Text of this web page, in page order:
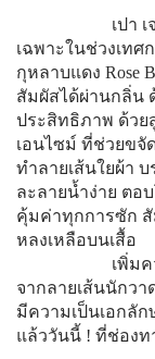
เปา เจลแคป
เฉพาะในช่วงเท
กุหลาบแดง Rose
สัมผัสได้ผ่านกลิ่น
ประสิทธิภาพ ด้วย
เอนไซม์ ที่ช่วยขจั
ทำลายเส้นใยผ้า
ละลายน้ำง่าย ตอ
คุ้มค่าทุกการซัก สั
หลงเหลือบนเสื้อ
เพิ่มความพิเ
จากลายเส้นนักวา
มีความเป็นเอกลั
แล้ววันนี้ ! ที่ช่องท